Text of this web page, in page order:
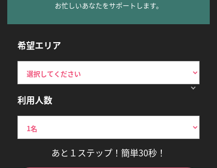
お忙しいあなたをサポートします。
希望エリア
利用人数
あと１ステップ！簡単30秒！